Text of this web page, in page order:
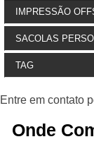
IMPRESSÃO
SACOLAS
TAG
Onde